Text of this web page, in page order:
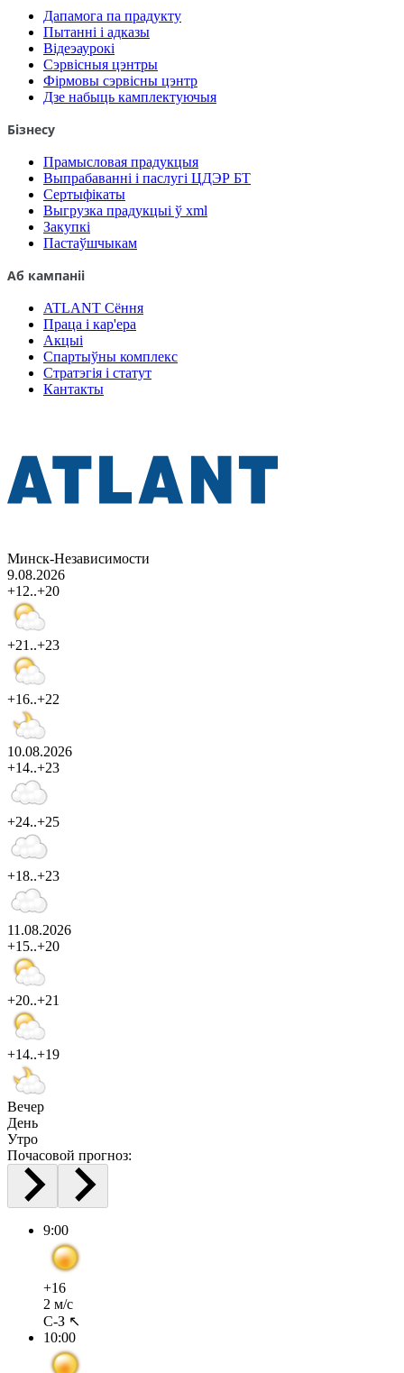
Дапамога па прадукту
Пытанні і адказы
Відеэаурокі
Сэрвісныя цэнтры
Фірмовы сэрвісны цэнтр
Дзе набыць камплектуючыя
Бізнесу
Прамысловая прадукцыя
Выпрабаванні і паслугі ЦДЭР БТ
Сертыфікаты
Выгрузка прадукцыі ў xml
Закупкі
Пастаўшчыкам
Аб кампаніі
ATLANT Сёння
Праца і кар'ера
Акцыі
Спартыўны комплекс
Стратэгія і статут
Кантакты
Минск-Независимости
9.08.2026
+12..+20
+21..+23
+16..+22
10.08.2026
+14..+23
+24..+25
+18..+23
11.08.2026
+15..+20
+20..+21
+14..+19
Вечер
День
Утро
Почасовой прогноз:
9:00
+16
2 м/с
С-З ↖
10:00